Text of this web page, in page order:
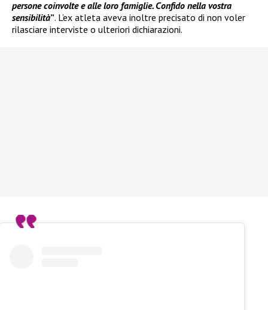
persone coinvolte e alle loro famiglie. Confido nella vostra
sensibilità”. L’ex atleta aveva inoltre precisato di non voler
rilasciare interviste o ulteriori dichiarazioni.